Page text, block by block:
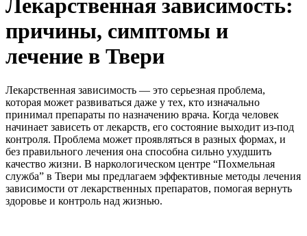
Лекарственная зависимость:
причины, симптомы и
лечение в Твери
Лекарственная зависимость — это серьезная проблема,
которая может развиваться даже у тех, кто изначально
принимал препараты по назначению врача. Когда человек
начинает зависеть от лекарств, его состояние выходит из-под
контроля. Проблема может проявляться в разных формах, и
без правильного лечения она способна сильно ухудшить
качество жизни. В наркологическом центре “Похмельная
служба” в Твери мы предлагаем эффективные методы лечения
зависимости от лекарственных препаратов, помогая вернуть
здоровье и контроль над жизнью.